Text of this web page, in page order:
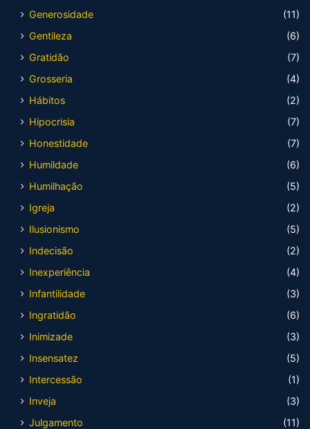
Generosidade
(11)
Gentileza
(6)
Gratidão
(7)
Grosseria
(4)
Hábitos
(2)
Hipocrisia
(7)
Honestidade
(7)
Humildade
(6)
Humilhação
(5)
Igreja
(2)
Ilusionismo
(5)
Indecisão
(2)
Inexperiência
(4)
Infantilidade
(3)
Ingratidão
(6)
Inimizade
(3)
Insensatez
(5)
Intercessão
(1)
Inveja
(3)
Julgamento
(11)